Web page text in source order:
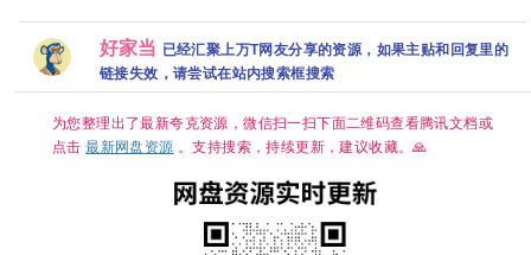
杨紫 韩东君
已更最新 夸
克
内封中字】
逆爱花絮】
【132G】
到了异世界
就拿出真本
事 开播2集
之战附以
好家当 已经汇聚上万T网友分享的资源，如果主贴和回复里的
链接失效，请尝试在站内搜索框搜索
为您整理出了最新夸克资源，微信扫一扫下面二维码查看腾讯文档或
点击最新网盘资源 。支持搜索，持续更新，建议收藏。🙏